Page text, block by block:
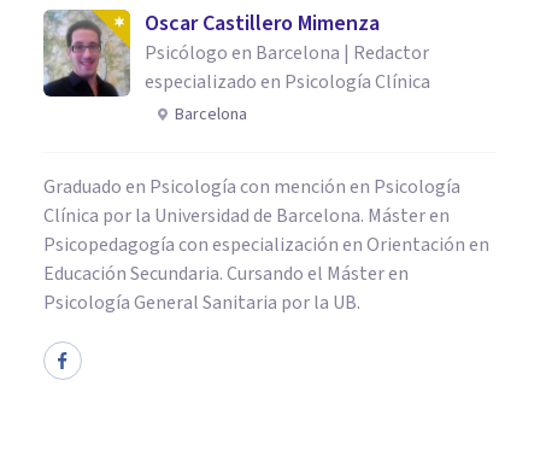
Oscar Castillero Mimenza
Psicólogo en Barcelona | Redactor
especializado en Psicología Clínica
Barcelona
Graduado en Psicología con mención en Psicología
Clínica por la Universidad de Barcelona. Máster en
Psicopedagogía con especialización en Orientación en
Educación Secundaria. Cursando el Máster en
Psicología General Sanitaria por la UB.